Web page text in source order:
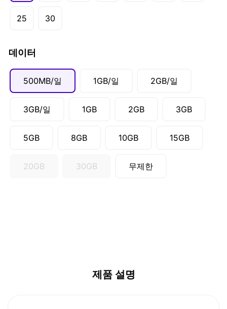
25 30
데이터
500MB/일 1GB/일 2GB/일
3GB/일 1GB 2GB 3GB
5GB 8GB 10GB 15GB
20GB 30GB 무제한
제품 설명